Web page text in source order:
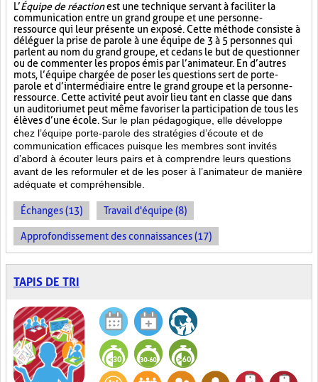
L’Équipe de réactionest une technique servant à faciliter la
communication entre un grand groupe et une personne-
ressource qui leur présente un exposé. Cette méthode consiste à
déléguer la prise de parole à une équipe de 3 à 5 personnes qui
parlent au nom du grand groupe, et ce dans le but de questionner
ou de commenter les propos émis par l’animateur. En d’autres
mots, l’équipe chargée de poser les questions sert de porte-
parole et d’intermédiaire entre le grand groupe et la personne-
ressource. Cette activité peut avoir lieu tant en classe que dans
un auditorium et peut même favoriser la participation de tous les
élèves d’une école. Sur le plan pédagogique, elle développe
chez l’équipe porte-parole des stratégies d’écoute et de
communication efficaces puisque les membres sont invités
d’abord à écouter leurs pairs et à comprendre leurs questions
avant de les reformuler et de les poser à l’animateur de manière
adéquate et compréhensible.
Échanges (13) Travail d'équipe (8)
Approfondissement des connaissances (17)
TAPIS DE TRI